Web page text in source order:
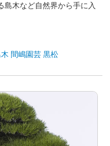
木など自然界から手に入
間嶋園芸 黒松